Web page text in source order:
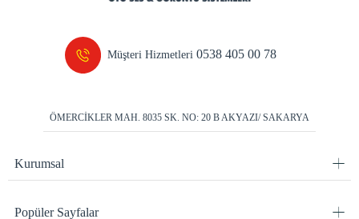
Müşteri Hizmetleri0538 405 00 78
ÖMERCİKLER MAH. 8035 SK. NO: 20 B AKYAZI/ SAKARYA
Kurumsal
Popüler Sayfalar